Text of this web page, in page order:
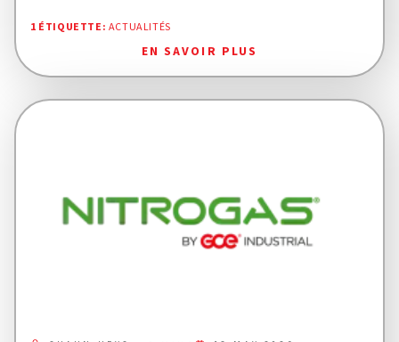
1 ÉTIQUETTE: ACTUALITÉS
EN SAVOIR PLUS